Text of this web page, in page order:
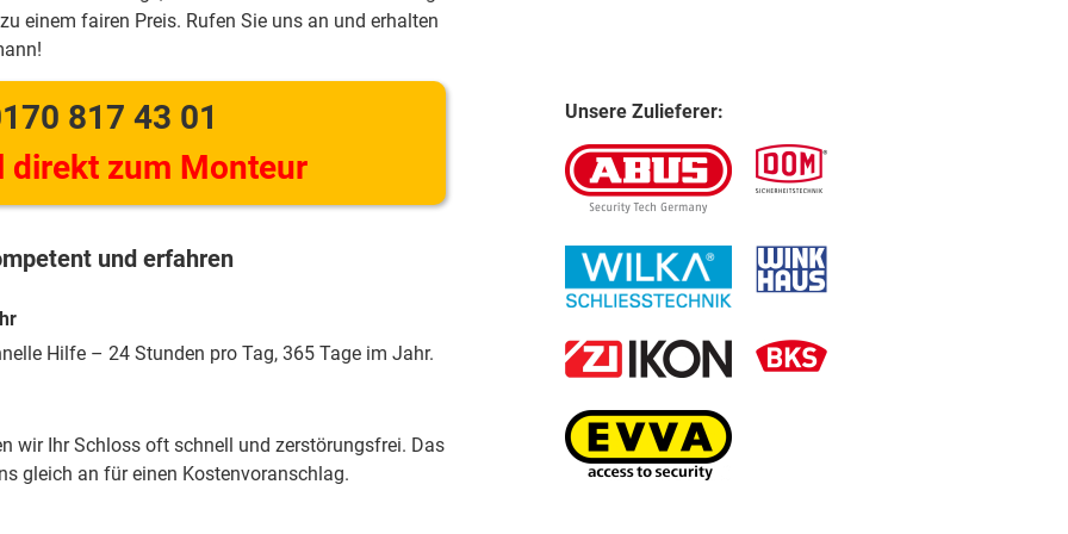
einem fairen Preis. Rufen Sie uns an und erhalten
817 43 01
direkt zum Monteur
und erfahren
Hilfe – 24 Stunden pro Tag, 365 Tage im Jahr.
wir Ihr Schloss oft schnell und zerstörungsfrei. Das
gleich an für einen Kostenvoranschlag.
Unsere Zulieferer: